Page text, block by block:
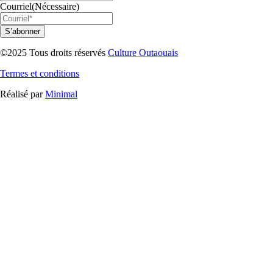
Courriel(Nécessaire)
S’abonner
©2025 Tous droits réservés Culture Outaouais
Termes et conditions
Réalisé parMinimal